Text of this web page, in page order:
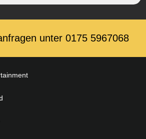
unter ‭0175 5967068‬